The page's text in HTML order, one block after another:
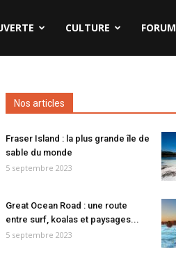
CULTURE FORUM
Nos articles
Fraser Island : la plus grande île de
sable du monde
5 septembre 2023
Great Ocean Road : une route
entre surf, koalas et paysages...
5 septembre 2023